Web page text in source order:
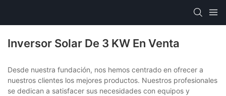
Inversor Solar De 3 KW En Venta
Desde nuestra fundación, nos hemos centrado en ofrecer a
nuestros clientes los mejores productos. Nuestros profesionales
se dedican a satisfacer sus necesidades con equipos y